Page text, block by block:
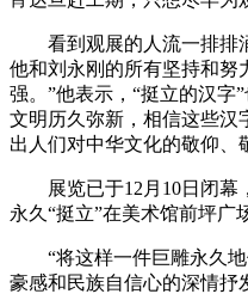
看到观展的人流一排排
他和刘永刚的所有坚持和努
强。”他表示，“挺立的汉字
文明历久弥新，相信这些汉
出人们对中华文化的敬仰、
展览已于12月10日闭幕，
永久“挺立”在美术馆前坪广
“将这样一件巨雕永久地
豪感和民族自信心的深情抒